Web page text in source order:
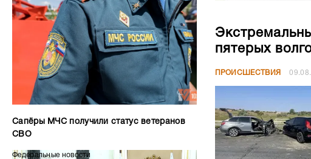
Сапёры МЧС получили статус ветеранов
СВО
Федеральные новости
пятерых
ПРОИСШЕСТВИЯ